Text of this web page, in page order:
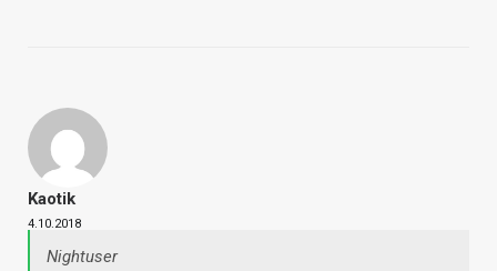
Kaotik
4.10.2018
Nightuser